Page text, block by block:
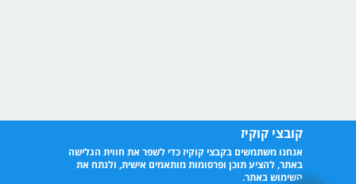
קובצי קוקיז
אנחנו משתמשים בקבצי קוקיז כדי לשפר את חווית הגלישה
באתר, להציע תוכן ופרסומות מותאמים אישית, ולנתח את
השימוש באתר.